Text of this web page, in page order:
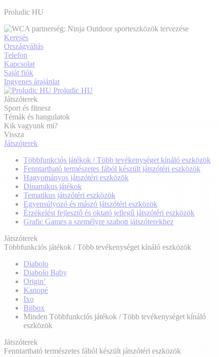
Proludic HU
Keresés
Országváltás
Telefon
Kapcsolat
Saját fiók
Ingyenes árajánlat
Proludic HU
Játszóterek
Sport és fitnesz
Témák és hangulatok
Kik vagyunk mi?
Vissza
Játszóterek
Többfunkciós játékok / Több tevékenységet kínáló eszközök
Fenntartható természetes fából készült játszótéri eszközök
Hagyományos játszótéri eszközök
Dinamikus játékok
Tematikus játszótéri eszközök
Egyensúlyozó és mászó játszótéri eszközök
Érzékelést fejlesztő és oktató jellegű játszótéri eszközök
Grafic Games a személyre szabott játszóterekhez
Játszóterek
Többfunkciós játékok / Több tevékenységet kínáló eszközök
Diabolo
Diabolo Baby
Origin’
Kanopé
Ixo
Biibox
Minden Többfunkciós játékok / Több tevékenységet kínáló
eszközök
Játszóterek
Fenntartható természetes fából készült játszótéri eszközök